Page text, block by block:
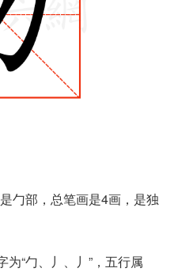
勹部，总笔画是4画，是独
为“勹、丿、丿”，五行属